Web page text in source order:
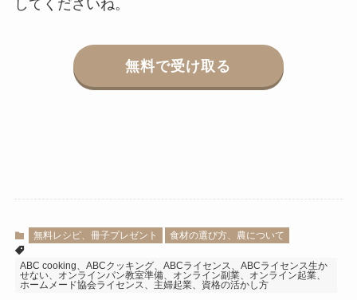
してくださいね。
無料で受け取る
無料レシピ、冊子プレゼント 食材の選び方、農について
ABC cooking、ABCクッキング、ABCライセンス、ABCライセンス生か
せない、オンラインパン教室準備、オンライン副業、オンライン起業、
ホームメード協会ライセンス、主婦起業、資格の活かし方